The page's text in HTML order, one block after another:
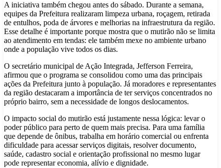
A iniciativa também chegou antes do sábado. Durante a semana,
equipes da Prefeitura realizaram limpeza urbana, roçagem, retirada
de entulhos, poda de árvores e melhorias na infraestrutura da região.
Esse detalhe é importante porque mostra que o mutirão não se limita
ao atendimento em tendas: ele também mexe no ambiente urbano
onde a população vive todos os dias.
O secretário municipal de Ação Integrada, Jefferson Ferreira,
afirmou que o programa se consolidou como uma das principais
ações da Prefeitura junto à população. Já moradores e representantes
da região destacaram a importância de ter serviços concentrados no
próprio bairro, sem a necessidade de longos deslocamentos.
O impacto social do mutirão está justamente nessa lógica: levar o
poder público para perto de quem mais precisa. Para uma família
que depende de ônibus, trabalha em horário comercial ou enfrenta
dificuldade para acessar serviços digitais, resolver documento,
saúde, cadastro social e orientação profissional no mesmo lugar
pode representar economia, alívio e dignidade.